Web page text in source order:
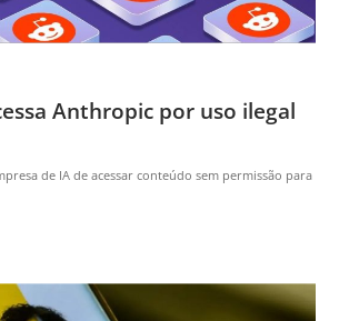
Anthropic por uso ilegal
de IA de acessar conteúdo sem permissão para